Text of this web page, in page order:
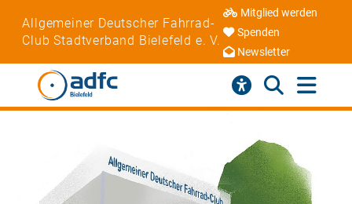
Allgemeiner Deutscher Fahrrad-
Club Stadtverband Bielefeld e. V.
Mitglied werden
Spenden
Newsletter